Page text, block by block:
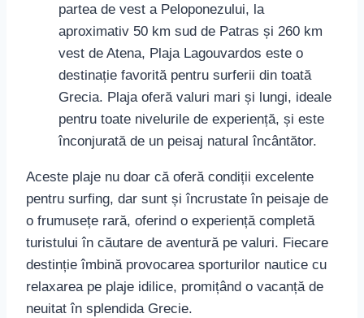
partea de vest a Peloponezului, la
aproximativ 50 km sud de Patras și 260 km
vest de Atena, Plaja Lagouvardos este o
destinație favorită pentru surferii din toată
Grecia. Plaja oferă valuri mari și lungi, ideale
pentru toate nivelurile de experiență, și este
înconjurată de un peisaj natural încântător.
Aceste plaje nu doar că oferă condiții excelente
pentru surfing, dar sunt și încrustate în peisaje de
o frumusețe rară, oferind o experiență completă
turistului în căutare de aventură pe valuri. Fiecare
destinție îmbină provocarea sporturilor nautice cu
relaxarea pe plaje idilice, promițând o vacanță de
neuitat în splendida Grecie.